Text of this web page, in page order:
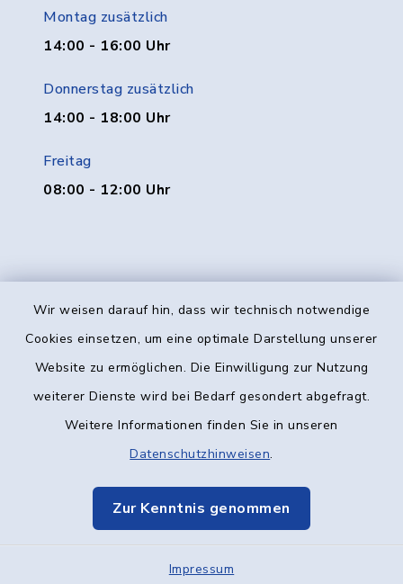
Wir weisen darauf hin, dass wir technisch notwendige
Cookies einsetzen, um eine optimale Darstellung unserer
Website zu ermöglichen. Die Einwilligung zur Nutzung
weiterer Dienste wird bei Bedarf gesondert abgefragt.
Weitere Informationen finden Sie in unseren
Datenschutzhinweisen.
Zur Kenntnis genommen
Impressum
Montag zusätzlich
14:00 - 16:00 Uhr
Donnerstag zusätzlich
14:00 - 18:00 Uhr
Freitag
08:00 - 12:00 Uhr
Kontakt
Datenschutz
Elektronische Kommunikation
Sitemap